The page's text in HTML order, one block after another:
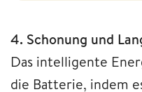
4. Schonung und
Das intelligente
die Batterie, indem